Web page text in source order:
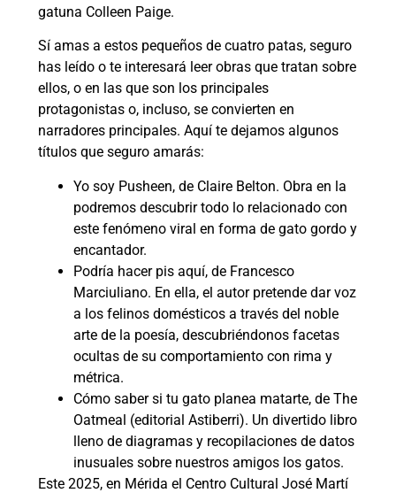
gatuna Colleen Paige.
Sí amas a estos pequeños de cuatro patas, seguro
has leído o te interesará leer obras que tratan sobre
ellos, o en las que son los principales
protagonistas o, incluso, se convierten en
narradores principales. Aquí te dejamos algunos
títulos que seguro amarás:
Yo soy Pusheen, de Claire Belton. Obra en la
podremos descubrir todo lo relacionado con
este fenómeno viral en forma de gato gordo y
encantador.
Podría hacer pis aquí, de Francesco
Marciuliano. En ella, el autor pretende dar voz
a los felinos domésticos a través del noble
arte de la poesía, descubriéndonos facetas
ocultas de su comportamiento con rima y
métrica.
Cómo saber si tu gato planea matarte, de The
Oatmeal (editorial Astiberri). Un divertido libro
lleno de diagramas y recopilaciones de datos
inusuales sobre nuestros amigos los gatos.
Este 2025, en Mérida el Centro Cultural José Martí